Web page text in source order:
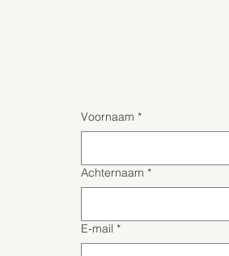
Voornaam *
Achternaam *
E-mail *